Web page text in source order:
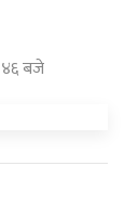
४६ बजे